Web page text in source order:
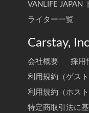
VANLIFE JAPAN
ライター一覧
Carstay,
会社概要 採用
利用規約（ゲスト
利用規約（ホスト
特定商取引法に